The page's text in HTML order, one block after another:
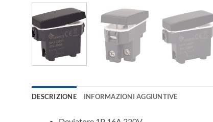
DESCRIZIONE INFORMAZIONI AGGIUNTIVE